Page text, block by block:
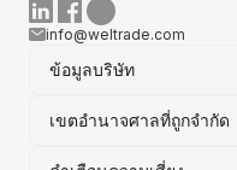
ข้อมูลบริษัท
เขตอำนาจศาลที่ถูกจำกัด
info@weltrade.com